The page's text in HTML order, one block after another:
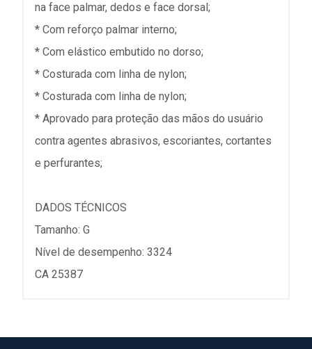
na face palmar, dedos e face dorsal;
* Com reforço palmar interno;
* Com elástico embutido no dorso;
* Costurada com linha de nylon;
* Costurada com linha de nylon;
* Aprovado para proteção das mãos do usuário
contra agentes abrasivos, escoriantes, cortantes
e perfurantes;
DADOS TÉCNICOS
Tamanho: G
Nível de desempenho: 3324
CA 25387